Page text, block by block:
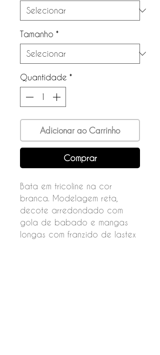
Tamanho *
Quantidade *
Adicionar ao Carrinho
Comprar
Bata em tricoline na cor
branca. Modelagem reta,
decote arredondado com
gola de babado e mangas
longas com franzido de lastex